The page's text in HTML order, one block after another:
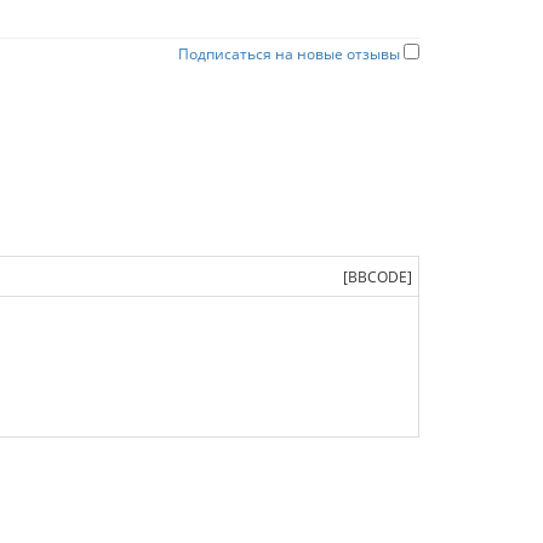
Подписаться на новые отзывы
[BBCODE]